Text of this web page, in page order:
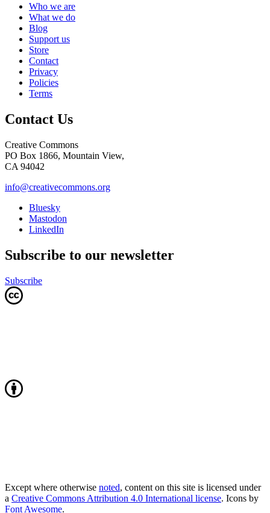
Who we are
What we do
Blog
Support us
Store
Contact
Privacy
Policies
Terms
Contact Us
Creative Commons
PO Box 1866, Mountain View,
CA 94042
info@creativecommons.org
Bluesky
Mastodon
LinkedIn
Subscribe to our newsletter
Subscribe
Except where otherwise noted, content on this site is licensed under
a Creative Commons Attribution 4.0 International license. Icons by
Font Awesome.